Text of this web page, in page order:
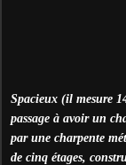
Spacieux (il mesure
passage à avoir un
par une charpente
de cinq étages,